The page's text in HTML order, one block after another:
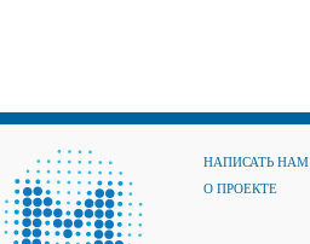
НАПИСАТЬ НАМ
О ПРОЕКТЕ